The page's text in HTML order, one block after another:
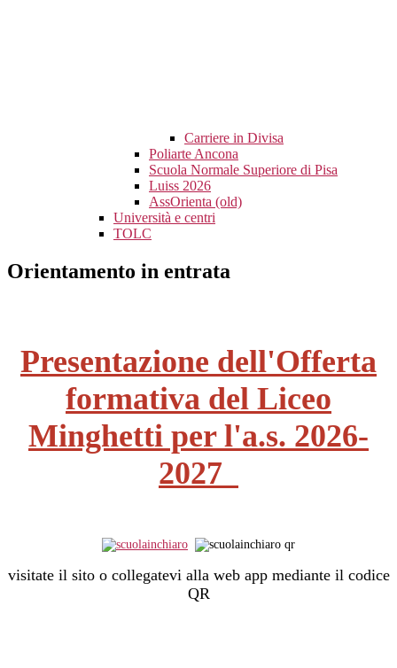
Carriere in Divisa
Poliarte Ancona
Scuola Normale Superiore di Pisa
Luiss 2026
AssOrienta (old)
Università e centri
TOLC
Orientamento in entrata
Presentazione dell'Offerta
formativa del Liceo
Minghetti per l'a.s. 2026-
2027
visitate il sito o collegatevi alla web app mediante il codice
QR